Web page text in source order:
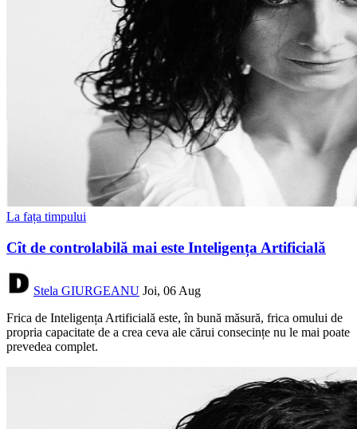
La fața timpului
Cît de controlabilă mai este Inteligența Artificială
Stela GIURGEANU Joi, 06 Aug
Frica de Inteligența Artificială este, în bună măsură, frica omului de
propria capacitate de a crea ceva ale cărui consecințe nu le mai poate
prevedea complet.